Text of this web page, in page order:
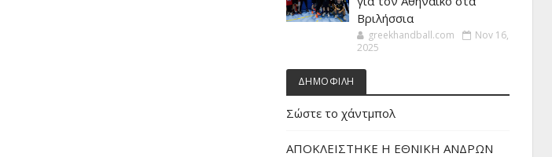
Βριλήσσια
greekhandball.com
Nov 16,
2025
ΔΗΜΟΦΙΛΗ
Σώστε το χάντμπολ
ΑΠΟΚΛΕΙΣΤΗΚΕ Η ΕΘΝΙΚΗ ΑΝΔΡΩΝ